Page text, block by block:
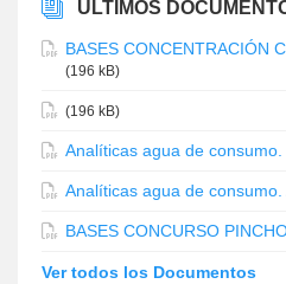
ÚLTIMOS
BASES CONCENTRACIÓN
(196 kB)
(196 kB)
Analíticas agua de
Analíticas agua de consumo.
BASES CONCURSO
Ver todos los Documentos